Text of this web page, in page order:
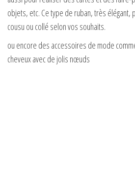
objets, etc. Ce type de ruban, très élégant,
cousu ou collé selon vos souhaits.
ou encore des accessoires de mode
cheveux avec de jolis nœuds